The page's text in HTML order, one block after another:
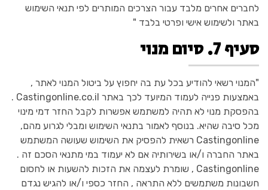
לחברים אחרים מלבד עבור הצרכים המותרים לפי תנאי השימוש
באתר ולשימוש אישי ופרטי בלבד "
סעיף 7. סיום מנוי
"המנוי רשאי להודיע בכל עת בה יחפוץ על ביטול המנוי לאתר ,
באמצעות פנייה לעמוד המיועד לכך באתר Castingonline.co.il .
בהפסקת מנוי לא תהיה למשתמש אפשרות לקבל החזר דמי מינוי
מכל סיבה שהיא. בנוסף לאמור בתנאי השימוש ומבלי לגרוע מהם,
Castingonline רשאית להפסיק את השימוש שעושה המשתמש
באתר החברה ו/או בשירותיה אם לא יעמוד במי מתנאי הסכם זה .
Castingonline , שומרת לעצמה את הזכות להשעות או לחסום
חשבונות משתמשים ללא התראה , החזר כספי ו/או להגיש נגדם